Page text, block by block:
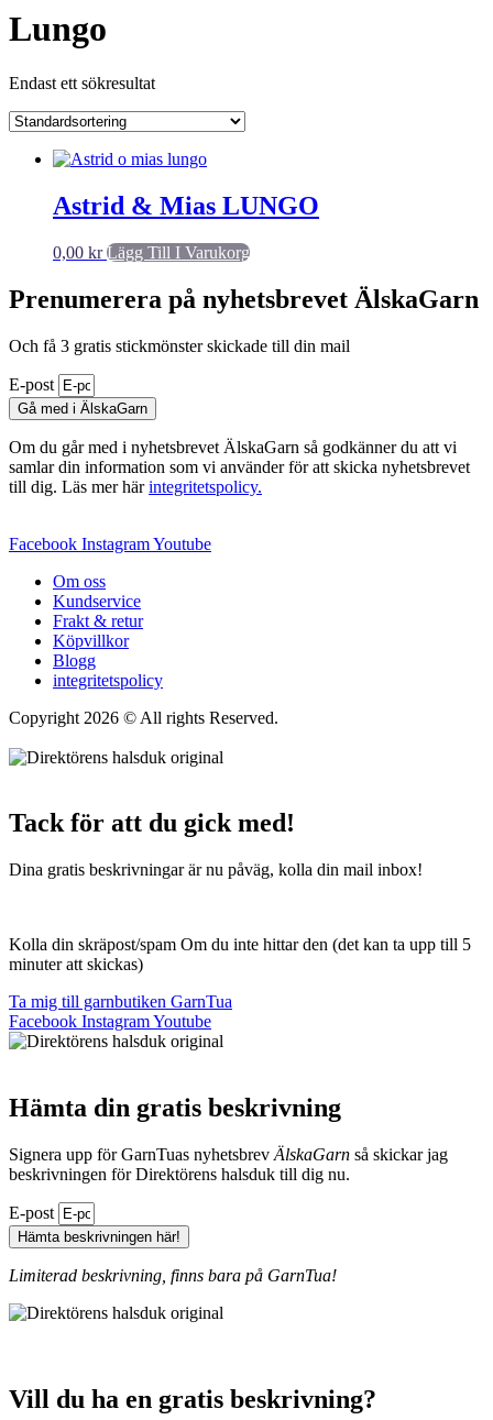
Lungo
Endast ett sökresultat
Astrid & Mias LUNGO
0,00 kr Lägg Till I Varukorg
Prenumerera på nyhetsbrevet ÄlskaGarn
Och få 3 gratis stickmönster skickade till din mail
E-post
Gå med i ÄlskaGarn
Om du går med i nyhetsbrevet ÄlskaGarn så godkänner du att vi
samlar din information som vi använder för att skicka nyhetsbrevet
till dig. Läs mer härintegritetspolicy.
Facebook InstagramYoutube
Om oss
Kundservice
Frakt & retur
Köpvillkor
Blogg
integritetspolicy
Copyright 2026 © All rights Reserved.
Tack för att du gick med!
Dina gratis beskrivningar är nu påväg, kolla din mail inbox!
Kolla din skräpost/spam Om du inte hittar den (det kan ta upp till 5
minuter att skickas)
Ta mig till garnbutiken GarnTua
Facebook InstagramYoutube
Hämta din gratis beskrivning
Signera upp för GarnTuas nyhetsbrev ÄlskaGarn så skickar jag
beskrivningen för Direktörens halsduk till dig nu.
E-post
Hämta beskrivningen här!
Limiterad beskrivning, finns bara på GarnTua!
Vill du ha en gratis beskrivning?